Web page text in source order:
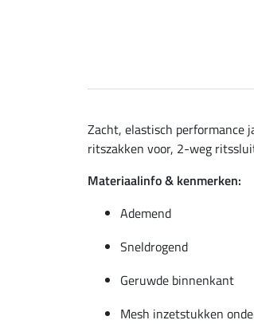
Zacht, elastisch performance
ritszakken voor, 2-weg
Materiaalinfo & kenmerken:
Ademend
Sneldrogend
Geruwde binnenkant
Mesh inzetstukken